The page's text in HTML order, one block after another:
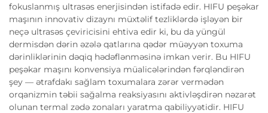
fokuslanmış ultrasəs enerjisindən istifadə edir. HIFU peşəkar
maşının innovativ dizaynı müxtəlif tezliklərdə işləyən bir
neçə ultrasəs çeviricisini ehtiva edir ki, bu da yüngül
dermisdən dərin əzələ qatlarına qədər müəyyən toxuma
dərinliklərinin dəqiq hədəflənməsinə imkan verir. Bu HIFU
peşəkar maşını konvensiya müalicələrindən fərqləndirən
şey — ətrafdakı sağlam toxumalara zərər vermədən
orqanizmin təbii sağalma reaksiyasını aktivləşdirən nəzarət
olunan termal zədə zonaları yaratma qabiliyyətidir. HIFU